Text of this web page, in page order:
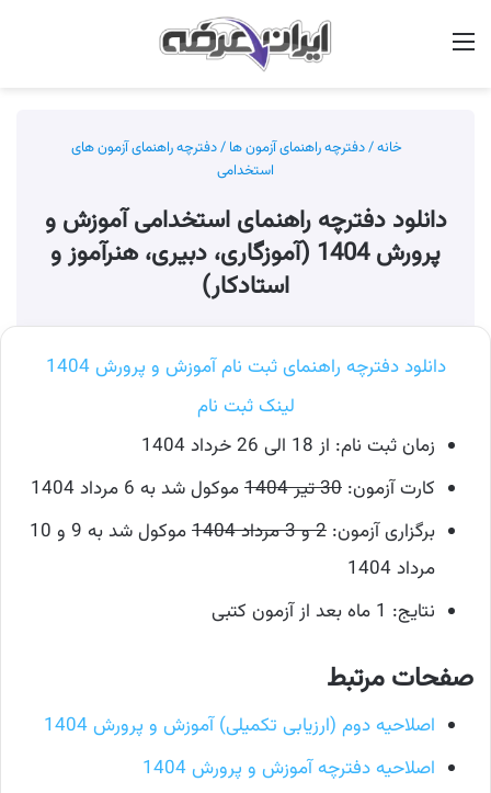
خانه/دفترچه راهنمای آزمون ها /دفترچه راهنمای آزمون های
استخدامی
دانلود دفترچه راهنمای استخدامی آموزش و
پرورش 1404 (آموزگاری، دبیری، هنرآموز و
استادکار)
دانلود دفترچه راهنمای ثبت نام آموزش و پرورش 1404
لینک ثبت نام
زمان ثبت نام: از 18 الی 26 خرداد 1404
کارت آزمون: 30 تیر 1404
موکول شد به 6 مرداد 1404
برگزاری آزمون: 2 و 3 مرداد 1404
موکول شد به 9 و 10
مرداد 1404
نتایج: 1 ماه بعد از آزمون کتبی
صفحات مرتبط
اصلاحیه دوم (ارزیابی تکمیلی) آموزش و پرورش 1404
اصلاحیه دفترچه آموزش و پرورش 1404